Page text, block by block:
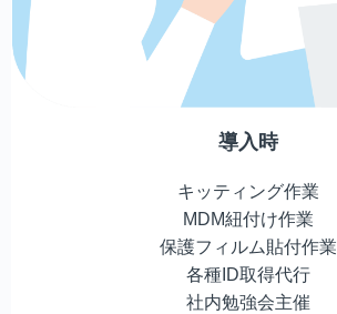
導入時
キッティング作業
MDM紐付け作業
保護フィルム貼付作業
各種ID取得代行
社内勉強会主催